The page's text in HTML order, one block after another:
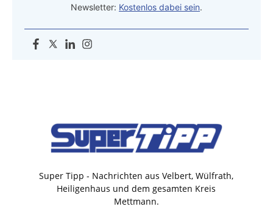
Newsletter: Kostenlos dabei sein.
Super Tipp - Nachrichten aus Velbert, Wülfrath,
Heiligenhaus und dem gesamten Kreis
Mettmann.